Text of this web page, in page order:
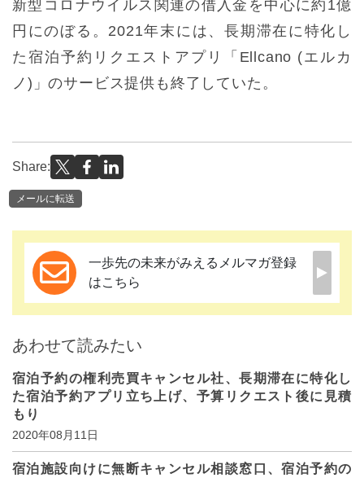
新型コロナウイルス関連の借入金を中心に約1億
円にのぼる。2021年末には、長期滞在に特化し
た宿泊予約リクエストアプリ「Ellcano (エルカ
ノ)」のサービス提供も終了していた。
Share:
メールに転送
一歩先の未来がみえるメルマガ登録
はこちら
あわせて読みたい
宿泊予約の権利売買キャンセル社、長期滞在に特化し
た宿泊予約アプリ立ち上げ、予算リクエスト後に見積
もり
2020年08月11日
宿泊施設向けに無断キャンセル相談窓口、宿泊予約の